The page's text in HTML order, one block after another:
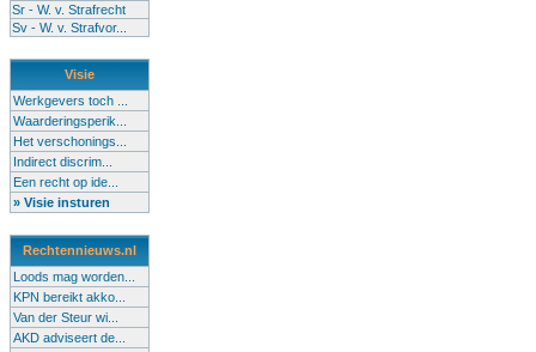
Sr - W. v. Strafrecht
Sv - W. v. Strafvor...
Visie
Werkgevers toch ...
Waarderingsperik...
Het verschonings...
Indirect discrim...
Een recht op ide...
» Visie insturen
Rechtennieuws.nl
Loods mag worden...
KPN bereikt akko...
Van der Steur wi...
AKD adviseert de...